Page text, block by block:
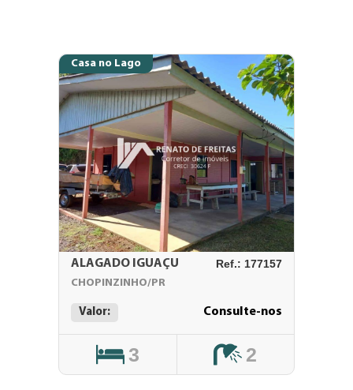
Casa no Lago
ALAGADO IGUAÇU Ref.: 177157
CHOPINZINHO/PR
Valor: Consulte-nos
3 2